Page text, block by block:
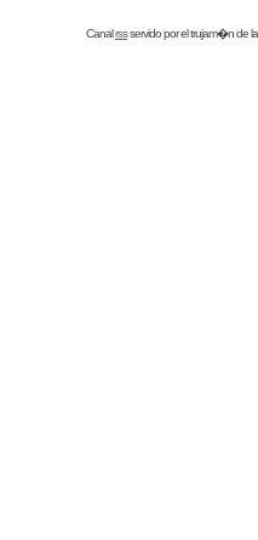
Canalrssservido por eltrujam�nde